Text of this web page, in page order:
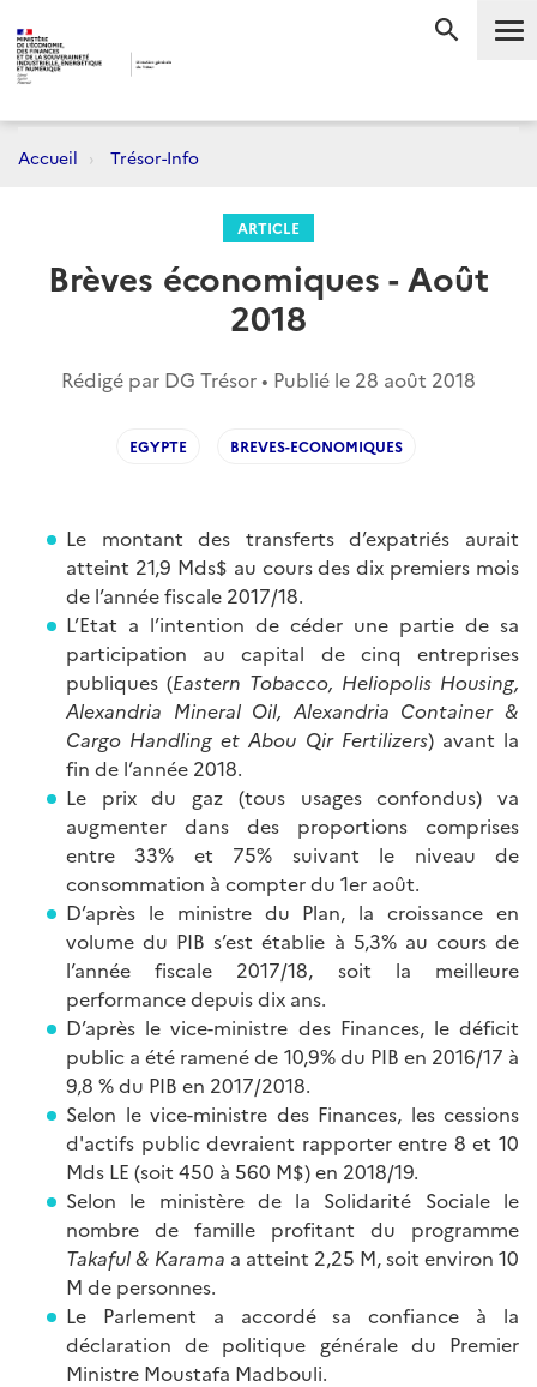
Accueil Trésor-Info
ARTICLE
Brèves économiques - Août
2018
Rédigé par DG Trésor • Publié le 28 août 2018
EGYPTE BREVES-ECONOMIQUES
Le montant des transferts d’expatriés aurait
atteint 21,9 Mds$ au cours des dix premiers mois
de l’année fiscale 2017/18.
L’Etat a l’intention de céder une partie de sa
participation au capital de cinq entreprises
publiques (Eastern Tobacco, Heliopolis Housing,
Alexandria Mineral Oil, Alexandria Container &
Cargo Handling et Abou Qir Fertilizers) avant la
fin de l’année 2018.
Le prix du gaz (tous usages confondus) va
augmenter dans des proportions comprises
entre 33% et 75% suivant le niveau de
consommation à compter du 1er août.
D’après le ministre du Plan, la croissance en
volume du PIB s’est établie à 5,3% au cours de
l’année fiscale 2017/18, soit la meilleure
performance depuis dix ans.
D’après le vice-ministre des Finances, le déficit
public a été ramené de 10,9% du PIB en 2016/17 à
9,8 % du PIB en 2017/2018.
Selon le vice-ministre des Finances, les cessions
d'actifs public devraient rapporter entre 8 et 10
Mds LE (soit 450 à 560 M$) en 2018/19.
Selon le ministère de la Solidarité Sociale le
nombre de famille profitant du programme
Takaful & Karama a atteint 2,25 M, soit environ 10
M de personnes.
Le Parlement a accordé sa confiance à la
déclaration de politique générale du Premier
Ministre Moustafa Madbouli.